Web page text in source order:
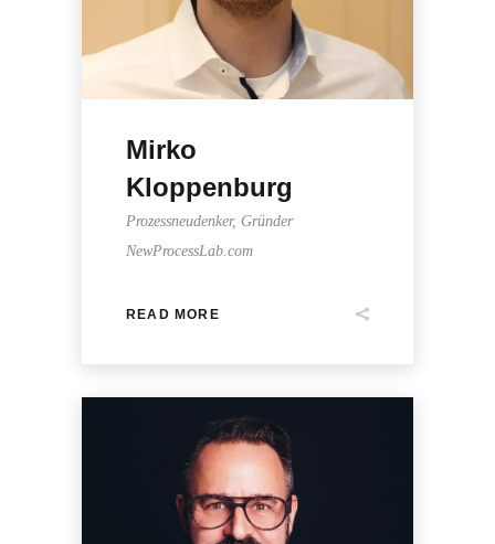
Mirko
Kloppenburg
Prozessneudenker, Gründer
NewProcessLab.com
READ MORE